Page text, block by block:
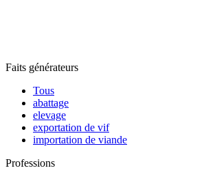
Faits générateurs
Tous
abattage
elevage
exportation de vif
importation de viande
Professions